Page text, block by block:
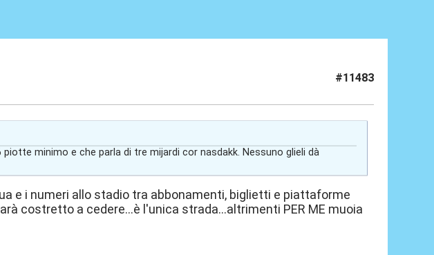
#11483
minimo e che parla di tre mijardi cor nasdakk. Nessuno glieli dà
e i numeri allo stadio tra abbonamenti, biglietti e piattaforme
costretto a cedere...è l'unica strada...altrimenti PER ME muoia